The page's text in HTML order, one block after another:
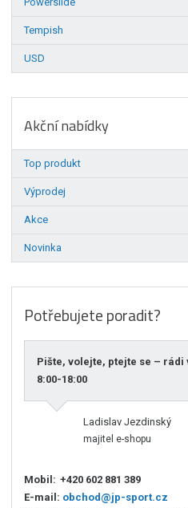
Tempish
USD
Akční nabídky
Top produkt
Výprodej
Akce
Novinka
Potřebujete poradit?
Pište, volejte, ptejte se – rádi
8:00-18:00
Ladislav Jezdinský
majitel e-shopu
Mobil: +420 602 881 389
E-mail: obchod@jp-sport.cz